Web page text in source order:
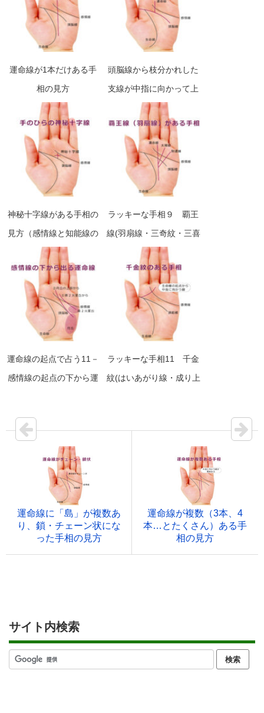
運命線が1本だけある手
相の見方
頭脳線から枝分かれした
支線が中指に向かって上
向きに伸びる手相（頭脳
線から出る運命線）
神秘十字線がある手相の
見方（感情線と知能線の
間にクロス）
ラッキーな手相９ 覇王
線(羽扇線・三奇紋・三喜
紋）のある手相の見方
運命線の起点で占う11－
感情線の起点の下から運
ラッキーな手相11 千金
紋(はいあがり線・成り上
運命線に「島」が複数あ
り、鎖・チェーン状にな
った手相の見方
運命線が複数（3本、4
本…とたくさん）ある手
相の見方
サイト内検索